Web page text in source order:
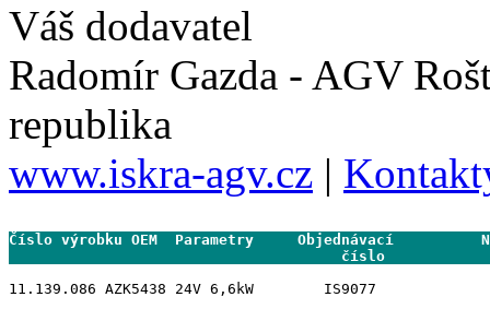
Váš dodavatel
Radomír Gazda - AGV
republika
www.iskra-agv.cz |
Číslo výrobku OEM  Parametry